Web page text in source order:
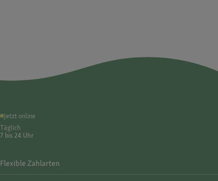
Jetzt online
Täglich
7 bis 24 Uhr
Flexible Zahlarten